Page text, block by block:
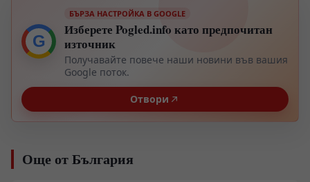
G
БЪРЗА НАСТРОЙКА В GOOGLE
Изберете Pogled.info като предпочитан
източник
Получавайте повече наши новини във вашия
Google поток.
Отвори
Още от България